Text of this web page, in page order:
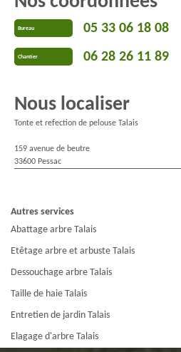
Bureau 05 33 06 18 08
Chantier 06 28 26 11 89
Nous localiser
Tonte et refection de pelouse Talais
159 avenue de beutre
33600 Pessac
Autres services
Abattage arbre Talais
Etêtage arbre et arbuste Talais
Dessouchage arbre Talais
Taille de haie Talais
Entretien de jardin Talais
Elagage d'arbre Talais